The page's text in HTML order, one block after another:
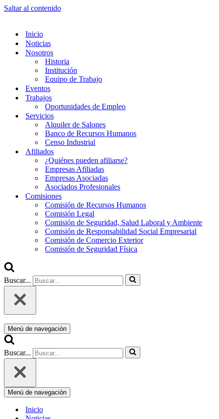
Saltar al contenido
Inicio
Noticias
Nosotros
Historia
Institución
Equipo de Trabajo
Eventos
Trabajos
Oportunidades de Empleo
Servicios
Alquiler de Salones
Banco de Recursos Humanos
Censo Industrial
Afiliados
¿Quiénes pueden afiliarse?
Empresas Afiliadas
Empresas Asociadas
Asociados Profesionales
Comisiones
Comisión de Recursos Humanos
Comisión Legal
Comisión de Seguridad, Salud Laboral y Ambiente
Comisión de Responsabilidad Social Empresarial
Comisión de Comercio Exterior
Comisión de Seguridad Física
Buscar...
Menú de navegación
Buscar...
Menú de navegación
Inicio